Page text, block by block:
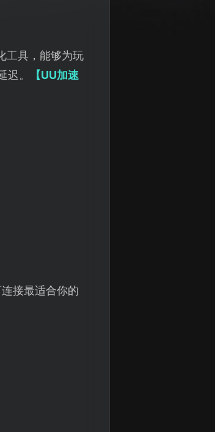
工具，能够为玩
。
【UU加速
接最适合你的